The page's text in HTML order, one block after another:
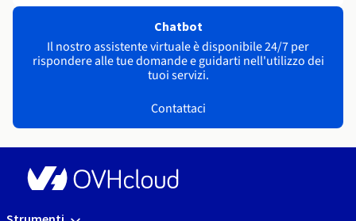
Chatbot
Il nostro assistente virtuale è disponibile 24/7 per
rispondere alle tue domande e guidarti nell'utilizzo dei
tuoi servizi.
Contattaci